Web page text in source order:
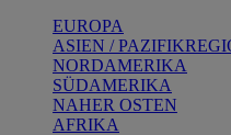
EUROPA
ASIEN /
NORDAMERIKA
SÜDAMERIKA
NAHER OSTEN
AFRIKA